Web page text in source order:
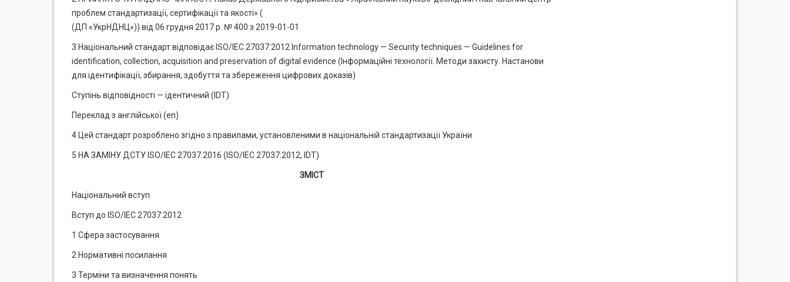
проблем стандартизації, сертифікації та якості» (
(ДП «УкрНДНЦ»)) від 06 грудня 2017 р. № 400 з 2019-01-01
3 Національний стандарт відповідає ISO/IEC 27037:2012 Information technology — Security techniques — Guidelines for
identification, collection, acquisition and preservation of digital evidence (Інформаційні технології. Методи захисту. Настанови
для ідентифікації, збирання, здобуття та збереження цифрових доказів)
Ступінь відповідності — ідентичний (IDT)
Переклад з англійської (en)
4 Цей стандарт розроблено згідно з правилами, установленими в національній стандартизації України
5 НА ЗАМІНУ ДСТУ ISO/IEC 27037:2016 (ISO/IEC 27037:2012, IDT)
ЗМІСТ
Національний вступ
Вступ до ISO/ІЕС 27037:2012
1 Сфера застосування
2 Нормативні посилання
3 Терміни та визначення понять